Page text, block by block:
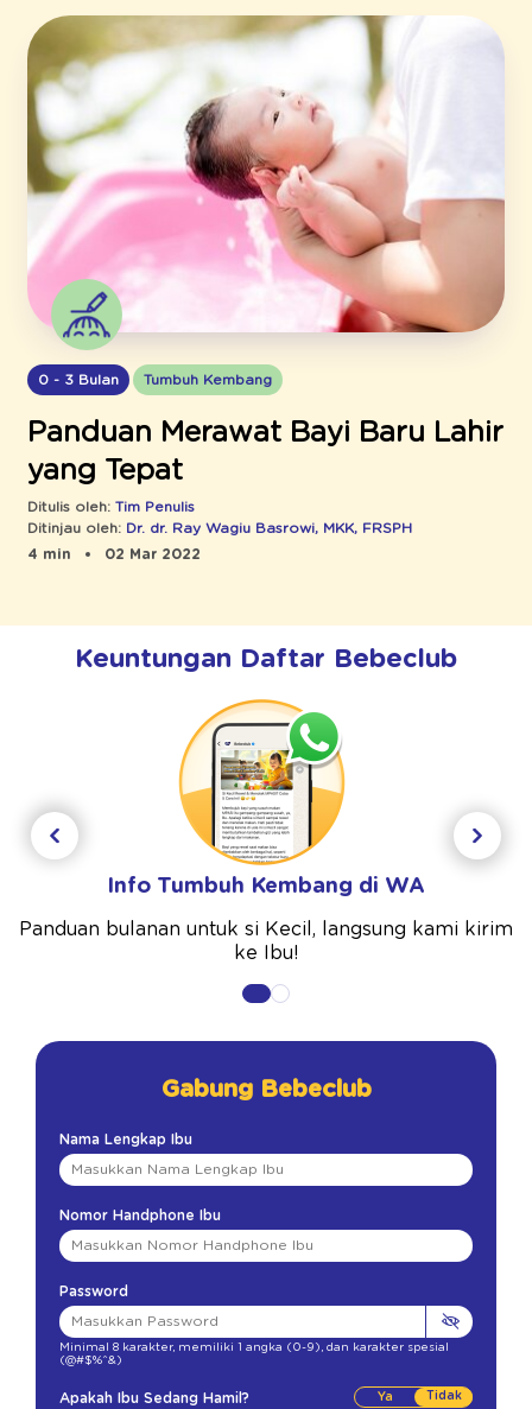
0 - 3 Bulan Tumbuh Kembang
Panduan Merawat Bayi Baru Lahir
yang Tepat
Ditulis oleh: Tim Penulis
Ditinjau oleh: Dr. dr. Ray Wagiu Basrowi, MKK, FRSPH
4 min
02 Mar 2022
Keuntungan Daftar Bebeclub
Info Tumbuh Kembang di WA
Panduan bulanan untuk si Kecil, langsung kami kirim
ke Ibu!
Gabung Bebeclub
Nama Lengkap Ibu
Nomor Handphone Ibu
Password
Minimal 8 karakter, memiliki 1 angka (0-9) dan karakter spesial
(@#$%^&)
Apakah Ibu Sedang Hamil? Tidak